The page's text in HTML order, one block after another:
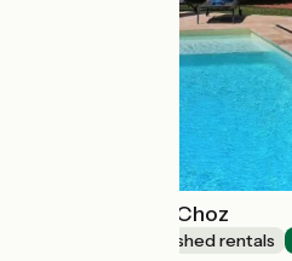
Le P'tit Clos de Choz
Lodgings and furnished rentals